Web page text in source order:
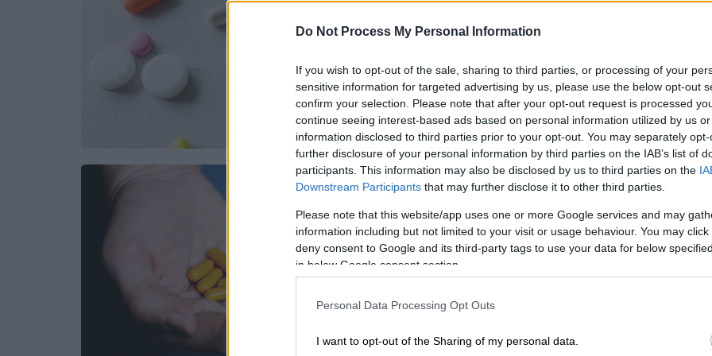
Do Not Process My Personal Information
If you wish to opt-out of the sale, sharing to third parties, or processing of your
sensitive information for targeted advertising by us, please use the below opt-out
confirm your selection. Please note that after your opt-out request is processed
continue seeing interest-based ads based on personal information utilized by us
information disclosed to third parties prior to your opt-out. You may separately
further disclosure of your personal information by third parties on the IAB’s list of
participants. This information may also be disclosed by us to third parties on the
Downstream Participants that may further disclose it to other third parties.
Please note that this website/app uses one or more Google services and may
information including but not limited to your visit or usage behaviour. You may
deny consent to Google and its third-party tags to use your data for below
in below Google consent section.
Personal Data Processing Opt Outs
I want to opt-out of the Sharing of my personal data.
απαγορευμένες ουσίες
στη χώρα μας μέσω ηλεκτρονικού
εμπορίου
Υγεία|12.08.2025 11:55
όσων έχουν αλλεργία» - Την
ανάκληση συμπληρωμάτων
διατροφής ανακοίνωσε ο ΕΟΦ
επιστρέψουν τα συγκεκριμένα
της εταιρείας